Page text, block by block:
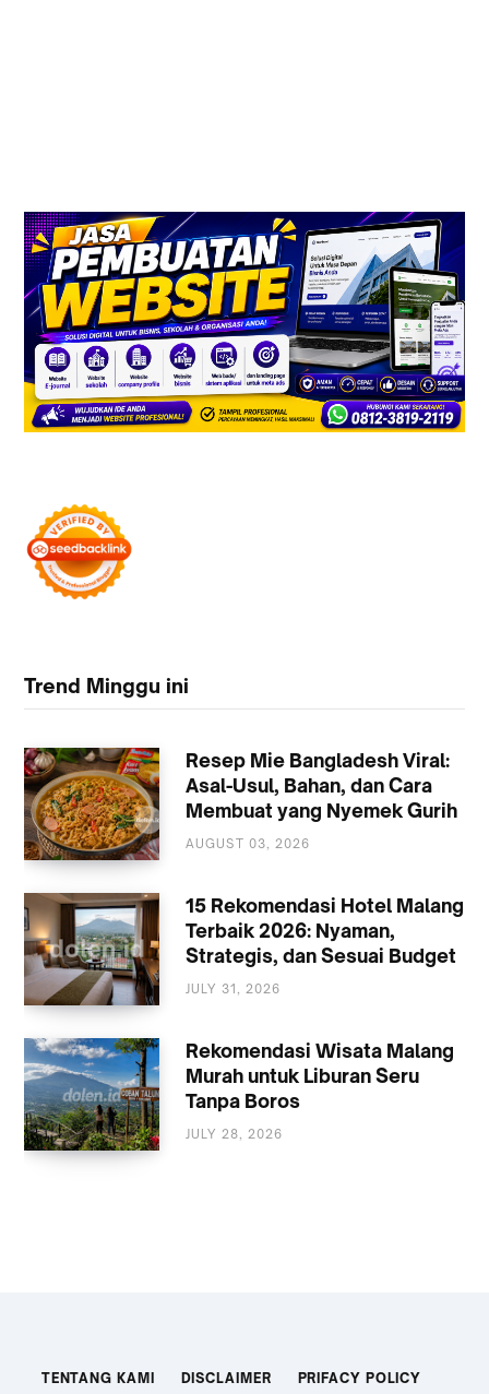
Trend Minggu ini
Resep Mie Bangladesh Viral:
Asal-Usul, Bahan, dan Cara
Membuat yang Nyemek Gurih
AUGUST 03, 2026
AKOMODASI
15 Rekomendasi Hotel Malang
Terbaik 2026: Nyaman,
Strategis, dan Sesuai Budget
JULY 31, 2026
Rekomendasi Wisata Malang
Murah untuk Liburan Seru
Tanpa Boros
JULY 28, 2026
TENTANG KAMI DISCLAIMER PRIFACY POLICY